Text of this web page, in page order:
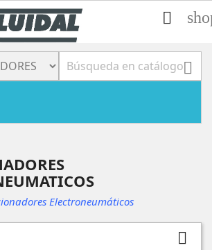


Electroneumáticos
